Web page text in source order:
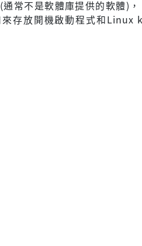
常不是軟體庫提供的軟體)，
存放開機啟動程式和Linux